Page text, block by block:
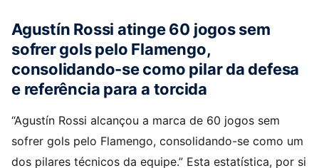
Agustín Rossi atinge 60 jogos sem
sofrer gols pelo Flamengo,
consolidando-se como pilar da defesa
e referência para a torcida
“Agustín Rossi alcançou a marca de 60 jogos sem
sofrer gols pelo Flamengo, consolidando-se como um
dos pilares técnicos da equipe.” Esta estatística, por si